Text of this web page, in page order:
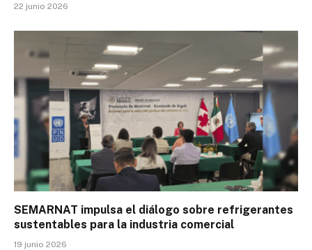
22 junio 2026
SEMARNAT impulsa el diálogo sobre refrigerantes
sustentables para la industria comercial
19 junio 2026